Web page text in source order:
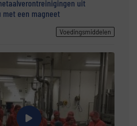
uit
met een magneet
Voedingsmiddelen